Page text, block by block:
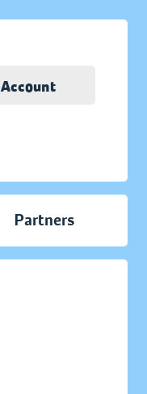
Account
Partners